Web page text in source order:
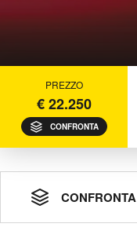
PREZZO
€ 22.250
CONFRONTA
CONFRONTA